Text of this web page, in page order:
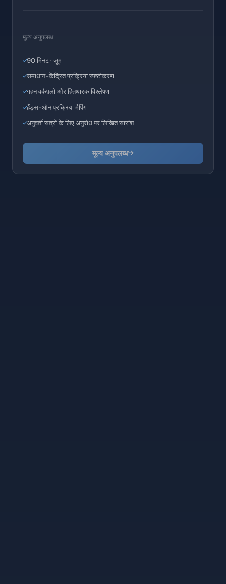
मूल्य अनुपलब्ध
90 मिनट · ज़ूम
समाधान-केंद्रित प्रक्रिया स्पष्टीकरण
गहन वर्कफ़्लो और हितधारक विश्लेषण
हैंड्स-ऑन प्रक्रिया मैपिंग
अनुवर्ती सत्रों के लिए अनुरोध पर लिखित सारांश
मूल्य अनुपलब्ध